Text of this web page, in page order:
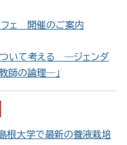
フェ 開催のご案内
ついて考える ―ジェンダ
師の論理―」
根大学で最新の養液栽培